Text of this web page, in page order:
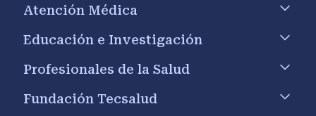
Atención Médica
Educación e Investigación
Profesionales de la Salud
Fundación Tecsalud